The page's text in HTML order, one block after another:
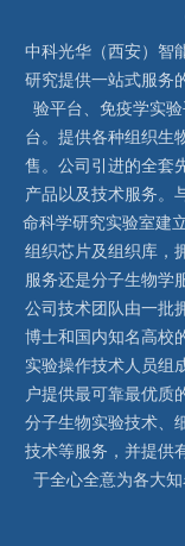
中科光华（西安）智
研究提供一站式服务
验平台、免疫学实
台。提供各种组织生
售。公司引进的全套
产品以及技术服务。
命科学研究实验室建
组织芯片及组织库，
服务还是分子生物学
公司技术团队由一批
博士和国内知名高校
实验操作技术人员组
户提供最可靠最优质
分子生物实验技术、
技术等服务，并提供
于全心全意为各大